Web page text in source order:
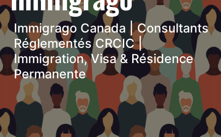
Immigrago Canada | Consultants
Réglementés CRCIC |
Immigration, Visa & Résidence
Permanente